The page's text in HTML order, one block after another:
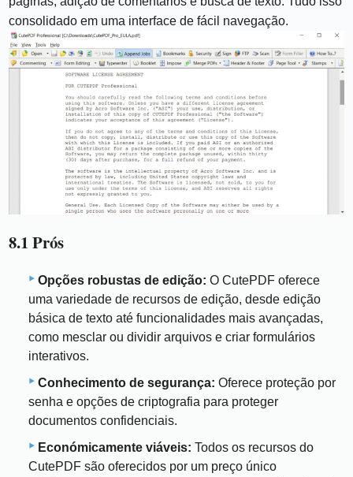
consolidado em uma interface de fácil navegação.
8.1 Prós
Opções robustas de edição: O CutePDF oferece
uma variedade de recursos de edição, desde edição
básica de texto até funcionalidades mais avançadas,
como mesclar ou dividir arquivos e criar formulários
interativos.
Conhecimento de segurança: Oferece proteção por
senha e opções de criptografia para proteger
documentos confidenciais.
Económicamente viáveis: Todos os recursos do
CutePDF são oferecidos por um preço único